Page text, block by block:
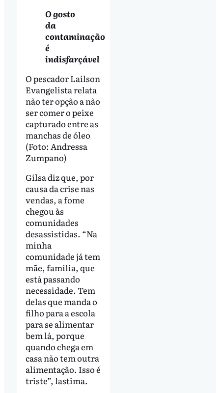
O gosto
da
contaminação
é
indisfarçável
O pescador Laílson
Evangelista relata
não ter opção a não
ser comer o peixe
capturado entre as
manchas de óleo
(Foto: Andressa
Zumpano)
Gilsa diz que, por
causa da crise nas
vendas, a fome
chegou às
comunidades
desassistidas. “Na
minha
comunidade já tem
mãe, família, que
está passando
necessidade. Tem
delas que manda o
filho para a escola
para se alimentar
bem lá, porque
quando chega em
casa não tem outra
alimentação. Isso é
triste”, lastima.